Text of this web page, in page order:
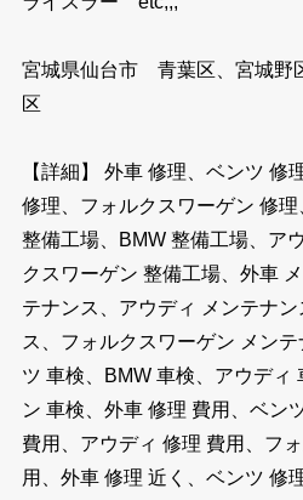
宮城県仙台市 青葉区、宮城野
区
【詳細】 外車 修理、ベンツ 修
修理、フォルクスワーゲン 修
整備工場、BMW 整備工場、ア
クスワーゲン 整備工場、外車
テナンス、アウディ メンテナ
ス、フォルクスワーゲン メン
ツ 車検、BMW 車検、アウディ
ン 車検、外車 修理 費用、ベン
費用、アウディ 修理 費用、フ
用、外車 修理 近く、ベンツ 修